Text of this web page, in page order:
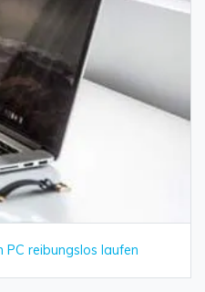
reibungslos laufen